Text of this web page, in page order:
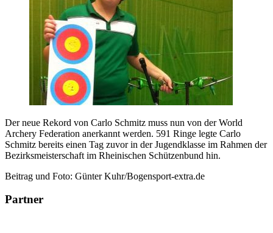
Der neue Rekord von Carlo Schmitz muss nun von der World
Archery Federation anerkannt werden. 591 Ringe legte Carlo
Schmitz bereits einen Tag zuvor in der Jugendklasse im Rahmen der
Bezirksmeisterschaft im Rheinischen Schützenbund hin.
Beitrag und Foto: Günter Kuhr/Bogensport-extra.de
Partner